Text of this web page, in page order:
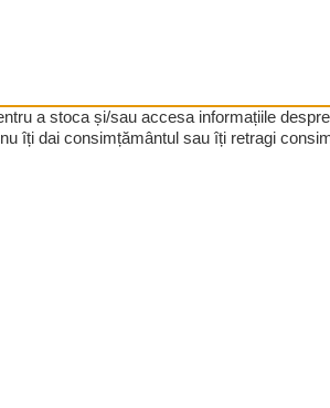
a stoca și/sau accesa informațiile
îți dai consimțământul sau îți retragi